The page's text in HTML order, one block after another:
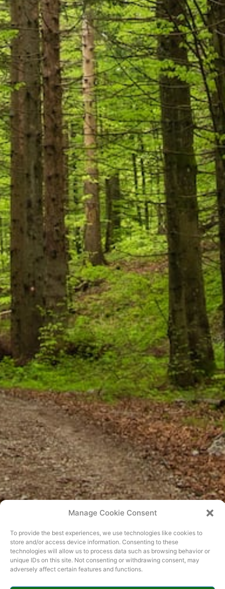
Manage Cookie Consent
To provide the best experiences, we use technologies like cookies to
store and/or access device information. Consenting to these
technologies will allow us to process data such as browsing behavior or
unique IDs on this site. Not consenting or withdrawing consent, may
adversely affect certain features and functions.
Daj 5 za gladnu djecu Svijeta! Pozivamo vas na
humanitarni koncert na kojem ćemo skupljati novčana
sredstva za djecu u najsiromašnijim dijelovima svijeta